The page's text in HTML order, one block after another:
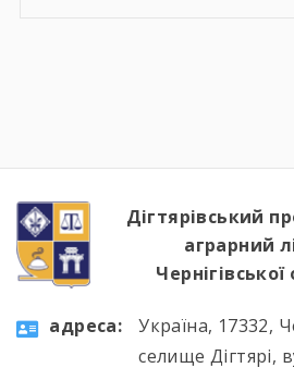
Дігтярівський
аграрний
Чернігівської
aдресa:
Україна, 17332,
селище Дігтярі,